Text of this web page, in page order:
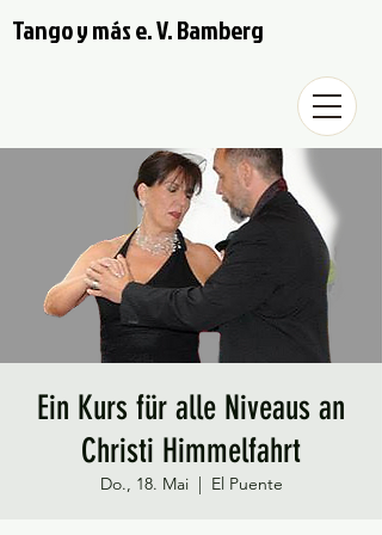
Tango y más e. V. Bamberg
Ein Kurs für alle Niveaus an
Christi Himmelfahrt
Do., 18. Mai
  |
El Puente